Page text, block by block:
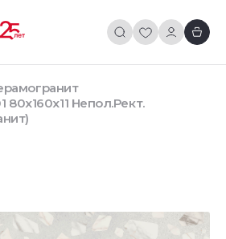
80x160x11 Непол.Рект.